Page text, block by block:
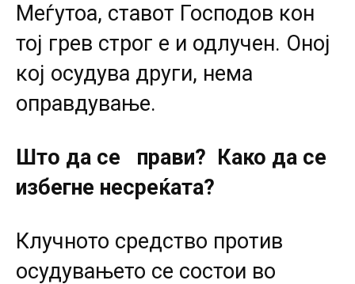
Меѓутоа, ставот Господов кон
тој грев строг е и одлучен. Оној
кој осудува други, нема
оправдување.
Што да се прави? Како да се
избегне несреќата?
Клучното средство против
осудувањето се состои во